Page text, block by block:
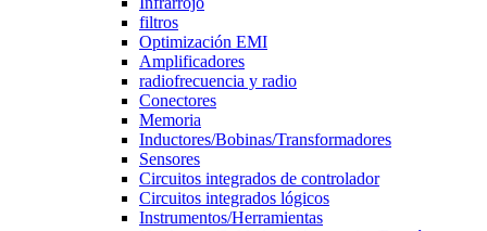
filtros
Optimización EMI
Amplificadores
radiofrecuencia y radio
Conectores
Memoria
Inductores/Bobinas/Transformadores
Sensores
Circuitos integrados de controlador
Circuitos integrados lógicos
Instrumentos/Herramientas